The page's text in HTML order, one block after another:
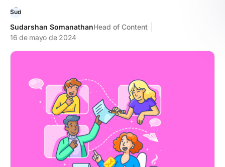
Sudarshan SomanathanHead of Content
16 de mayo de 2024